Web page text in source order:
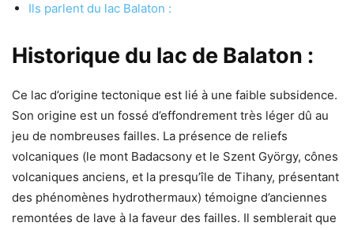
Ils parlent du lac Balaton :
Historique du lac de Balaton :
Ce lac d’origine tectonique est lié à une faible subsidence.
Son origine est un fossé d’effondrement très léger dû au
jeu de nombreuses failles. La présence de reliefs
volcaniques (le mont Badacsony et le Szent György, cônes
volcaniques anciens, et la presqu’île de Tihany, présentant
des phénomènes hydrothermaux) témoigne d’anciennes
remontées de lave à la faveur des failles. Il semblerait que